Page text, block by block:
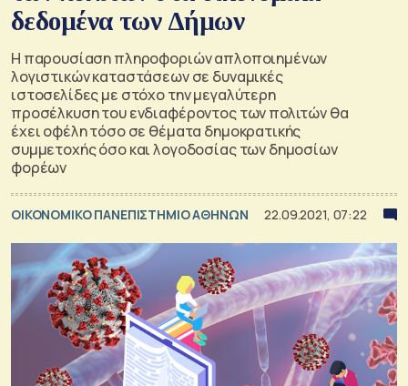
δεδομένα των Δήμων
Η παρουσίαση πληροφοριών απλοποιημένων
λογιστικών καταστάσεων σε δυναμικές
ιστοσελίδες με στόχο την μεγαλύτερη
προσέλκυση του ενδιαφέροντος των πολιτών θα
έχει οφέλη τόσο σε θέματα δημοκρατικής
συμμετοχής όσο και λογοδοσίας των δημοσίων
φορέων
ΟΙΚΟΝΟΜΙΚΟ ΠΑΝΕΠΙΣΤΗΜΙΟ ΑΘΗΝΩΝ 22.09.2021, 07:22